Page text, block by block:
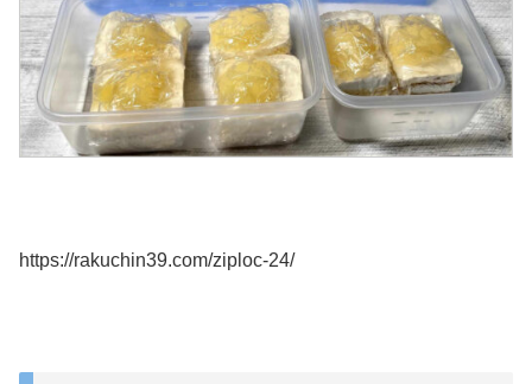
https://rakuchin39.com/ziploc-24/